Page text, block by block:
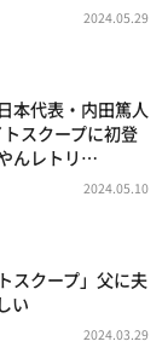
ものいたっ
ねん！？」
2024.05.29
本代表・内田篤人
スクープに初登
んレトリ…
2024.05.10
スクープ」父に夫
い
2024.03.29